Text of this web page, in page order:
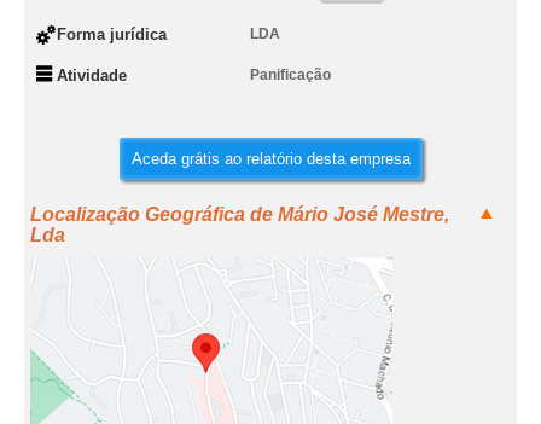
Forma jurídica LDA
Atividade Panificação
Aceda grátis ao relatório desta empresa
Localização Geográfica de Mário José Mestre,
Lda